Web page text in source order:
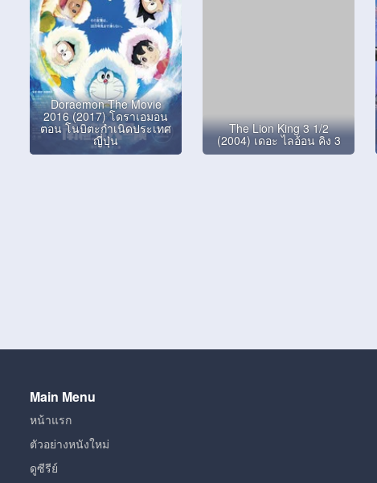
Doraemon The Movie
2016 (2017) โดราเอมอน
ตอน โนบิตะกำเนิดประเทศ
ญี่ปุ่น
The Lion King 3 1/2
(2004) เดอะ ไลอ้อน คิง 3
Main Menu
หน้าแรก
ตัวอย่างหนังใหม่
ดูซีรีย์